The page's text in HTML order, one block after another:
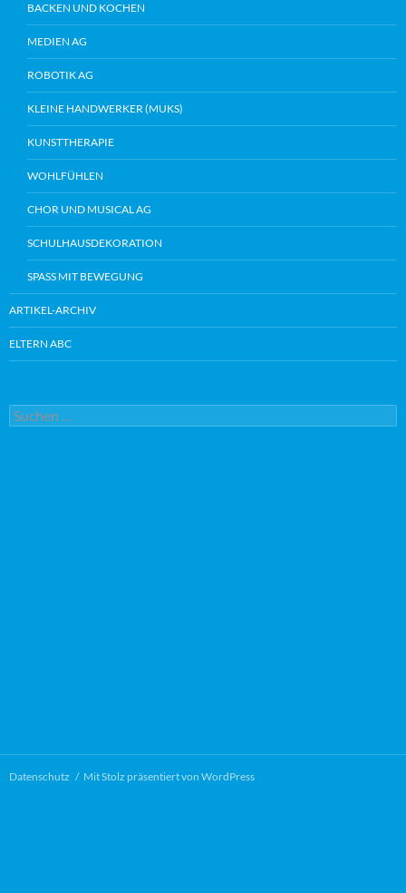
BACKEN UND KOCHEN
MEDIEN AG
ROBOTIK AG
KLEINE HANDWERKER (MUKS)
KUNSTTHERAPIE
WOHLFÜHLEN
CHOR UND MUSICAL AG
SCHULHAUSDEKORATION
SPASS MIT BEWEGUNG
ARTIKEL-ARCHIV
ELTERN ABC
Suche
nach:
Datenschutz Mit Stolz präsentiert von WordPress